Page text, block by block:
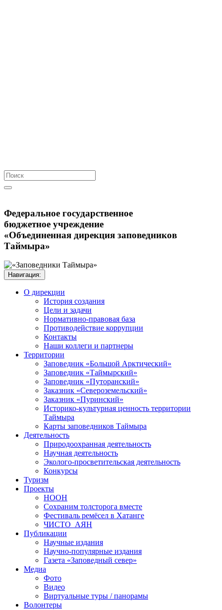
Федеральное государственное
бюджетное учреждение
«Объединенная дирекция заповедников
Таймыра»
Навигация:
О дирекции
История создания
Цели и задачи
Нормативно-правовая база
Противодействие коррупции
Контакты
Наши коллеги и партнеры
Территории
Заповедник «Большой Арктический»
Заповедник «Таймырский»
Заповедник «Путоранский»
Заказник «Североземельский»
Заказник «Пуринский»
Историко-культурная ценность территории
Таймыра
Карты заповедников Таймыра
Деятельность
Природоохранная деятельность
Научная деятельность
Эколого-просветительская деятельность
Конкурсы
Туризм
Проекты
НООН
Сохраним толсторога вместе
Фестиваль ремёсел в Хатанге
ЧИСТО_АЯН
Публикации
Научные издания
Научно-популярные издания
Газета «Заповедный север»
Медиа
Фото
Видео
Виртуальные туры / панорамы
Волонтеры